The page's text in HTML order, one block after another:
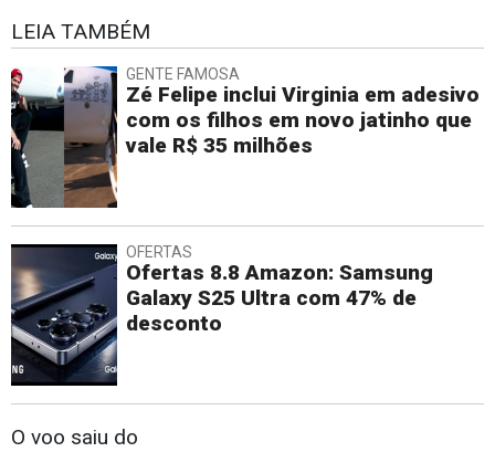
LEIA TAMBÉM
GENTE FAMOSA
Zé Felipe inclui Virginia em adesivo
com os filhos em novo jatinho que
vale R$ 35 milhões
OFERTAS
Ofertas 8.8 Amazon: Samsung
Galaxy S25 Ultra com 47% de
desconto
O voo saiu do